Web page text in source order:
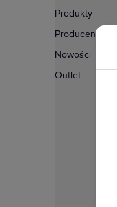
Produkty
Producenci
Nowości
Outlet